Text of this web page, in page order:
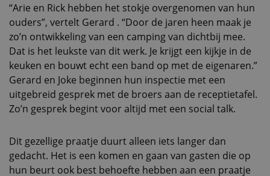
“Arie en Rick hebben het stokje overgenomen van hun
ouders”, vertelt Gerard . “Door de jaren heen maak je
zo’n ontwikkeling van een camping van dichtbij mee.
Dat is het leukste van dit werk. Je krijgt een kijkje in de
keuken en bouwt echt een band op met de eigenaren.”
Gerard en Joke beginnen hun inspectie met een
uitgebreid gesprek met de broers aan de receptietafel.
Zo’n gesprek begint voor altijd met een social talk.
Dit gezellige praatje duurt alleen iets langer dan
gedacht. Het is een komen en gaan van gasten die op
hun beurt ook best behoefte hebben aan een praatje